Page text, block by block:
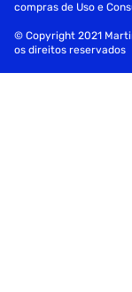
compras de Uso e
© Copyright 2021
os direitos reservados